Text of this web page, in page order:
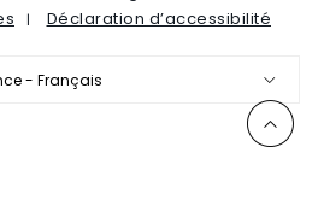
Déclaration d’accessibilité
- Français